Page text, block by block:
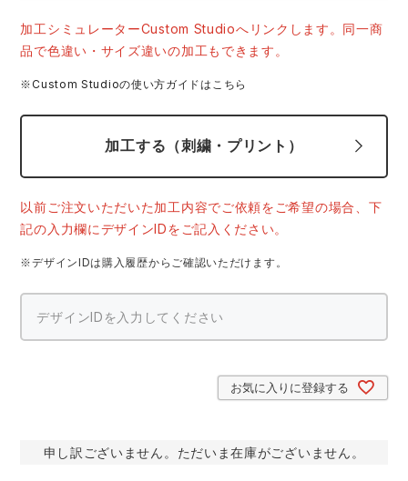
ニット
カジュアル
中塚被服 イーブンリバー
スターライト工業 東洋物産工業
加工シミュレーターCustom Studioへリンクします。同一商
品で色違い・サイズ違いの加工もできます。
※Custom Studioの使い方ガイドはこちら
加工する（刺繍・プリント）
以前ご注文いただいた加工内容でご依頼をご希望の場合、下
記の入力欄にデザインIDをご記入ください。
※デザインIDは購入履歴からご確認いただけます。
お気に入りに登録する
申し訳ございません。ただいま在庫がございません。